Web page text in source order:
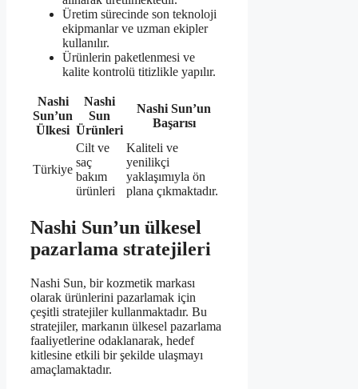
Üretim sürecinde son teknoloji
ekipmanlar ve uzman ekipler
kullanılır.
Ürünlerin paketlenmesi ve
kalite kontrolü titizlikle yapılır.
Nashi
Sun’un
Ülkesi
Nashi
Sun
Ürünleri
Nashi Sun’un
Başarısı
Türkiye
Cilt ve
saç
bakım
ürünleri
Kaliteli ve
yenilikçi
yaklaşımıyla ön
plana çıkmaktadır.
Nashi Sun’un ülkesel
pazarlama stratejileri
Nashi Sun, bir kozmetik markası
olarak ürünlerini pazarlamak için
çeşitli stratejiler kullanmaktadır. Bu
stratejiler, markanın ülkesel pazarlama
faaliyetlerine odaklanarak, hedef
kitlesine etkili bir şekilde ulaşmayı
amaçlamaktadır.